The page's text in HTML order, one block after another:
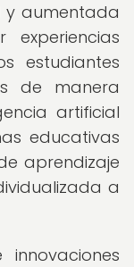
y aumentada
estudiantes
de manera
artificial
educativas
aprendizaje
a